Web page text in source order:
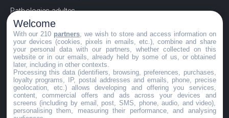
Pathologies adultes
Signes d'une urgence ophtalmologique
La vision
Acuité visuelle
Myosis / mydriase
Œdème oculaire
©GuideVue2024
Welcome
With our 210 partners , we wish to store and access information on
your devices (cookies, pixels in emails, etc.), combine and share
your personal data with our partners, whether collected on this
website or in our emails, already held by some of us, or obtained
later, including in other contexts.
Processing this data (identifiers, browsing, preferences, purchases,
loyalty programs, IP, postal addresses and emails, phone, precise
geolocation, etc.) allows developing and offering you services,
content, commercial offers and ads across your devices and
screens (including by email, post, SMS, phone, audio, and video),
personalising them, measuring their performance, and analysing